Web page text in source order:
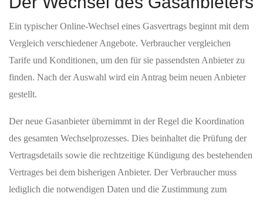
Ein typischer Online-Wechsel eines Gasvertrags beginnt mit dem
Vergleich verschiedener Angebote. Verbraucher vergleichen
Tarife und Konditionen, um den für sie passendsten Anbieter zu
finden. Nach der Auswahl wird ein Antrag beim neuen Anbieter
gestellt.
Der neue Gasanbieter übernimmt in der Regel die Koordination
des gesamten Wechselprozesses. Dies beinhaltet die Prüfung der
Vertragsdetails sowie die rechtzeitige Kündigung des bestehenden
Vertrages bei dem bisherigen Anbieter. Der Verbraucher muss
lediglich die notwendigen Daten und die Zustimmung zum